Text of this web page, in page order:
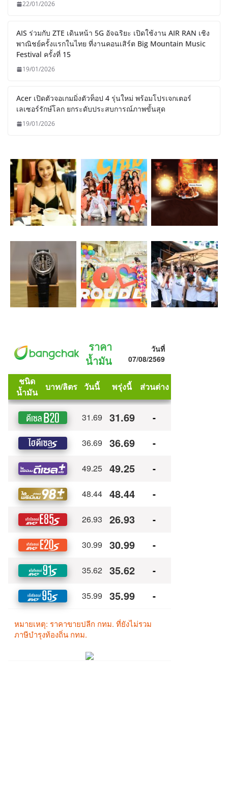
22/01/2026
AIS ร่วมกับ ZTE เดินหน้า 5G อัจฉริยะ เปิดใช้งาน AIR RAN เชิง
พาณิชย์ครั้งแรกในไทย ที่งานคอนเสิร์ต Big Mountain Music
Festival ครั้งที่ 15
19/01/2026
Acer เปิดตัวจอเกมมิ่งตัวท็อป 4 รุ่นใหม่ พร้อมโปรเจกเตอร์
เลเซอร์รักษ์โลก ยกระดับประสบการณ์ภาพขั้นสุด
19/01/2026